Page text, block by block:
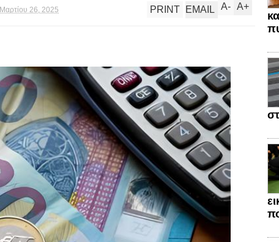
Μαρτίου 26, 2025 A+
A-
PRINT EMAIL